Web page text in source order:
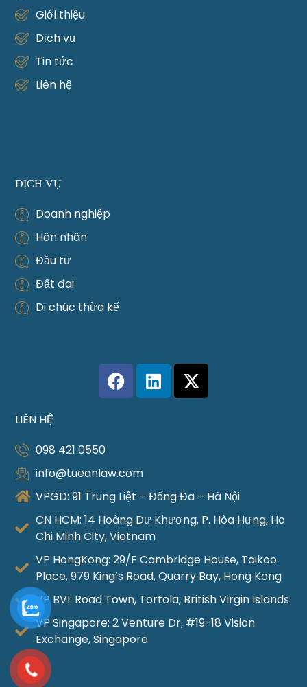
Giới thiệu
Dịch vụ
Tin tức
Liên hệ
DỊCH VỤ
Doanh nghiệp
Hôn nhân
Đầu tư
Đất đai
Di chúc thừa kế
LIÊN HỆ
098 421 0550
info@tueanlaw.com
VPGD: 91 Trung Liệt – Đống Đa – Hà Nội
CN HCM: 14 Hoàng Dư Khương, P. Hòa Hưng, Ho
Chi Minh City, Vietnam
VP HongKong: 29/F Cambridge House, Taikoo
Place, 979 King’s Road, Quarry Bay, Hong Kong
VP BVI: Road Town, Tortola, British Virgin Islands
VP Singapore: 2 Venture Dr, #19-18 Vision
Exchange, Singapore